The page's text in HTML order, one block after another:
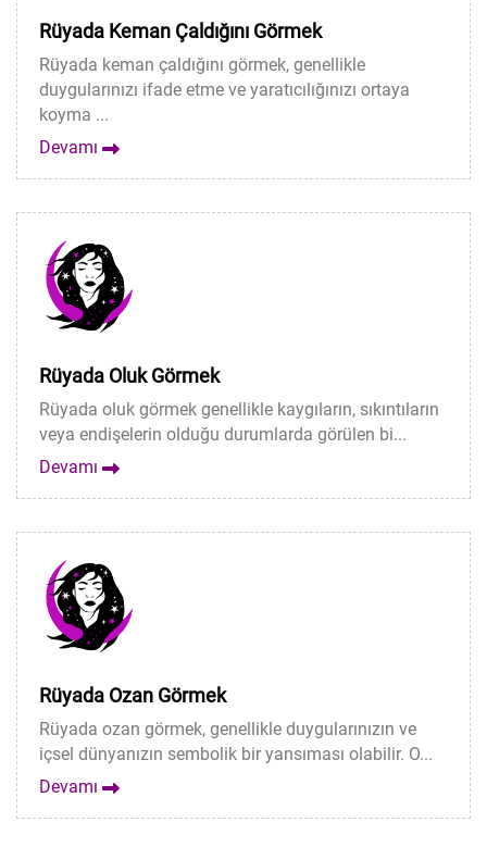
Rüyada Keman Çaldığını Görmek
Rüyada keman çaldığını görmek, genellikle
duygularınızı ifade etme ve yaratıcılığınızı ortaya
koyma ...
Devamı
Rüyada Oluk Görmek
Rüyada oluk görmek genellikle kaygıların, sıkıntıların
veya endişelerin olduğu durumlarda görülen bi...
Devamı
Rüyada Ozan Görmek
Rüyada ozan görmek, genellikle duygularınızın ve
içsel dünyanızın sembolik bir yansıması olabilir. O...
Devamı